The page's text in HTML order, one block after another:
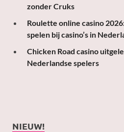
zonder Cruks
Roulette online casino
spelen bij casino’s in
Chicken Road casino
Nederlandse spelers
NIEUW!